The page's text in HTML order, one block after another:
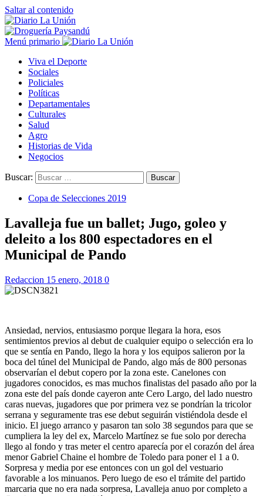
Saltar al contenido
Menú primario
Viva el Deporte
Sociales
Policiales
Políticas
Departamentales
Culturales
Salud
Agro
Historias de Vida
Negocios
Buscar:
Copa de Selecciones 2019
Lavalleja fue un ballet; Jugo, goleo y
deleito a los 800 espectadores en el
Municipal de Pando
Redaccion 15 enero, 2018 0
Ansiedad, nervios, entusiasmo porque llegara la hora, esos
sentimientos previos al debut de cualquier equipo o selección era lo
que se sentía en Pando, llego la hora y los equipos salieron por la
boca del túnel del Municipal de Pando, algo más de 800 personas
observarían el debut copero por la zona este. Canelones con
jugadores conocidos, es mas muchos finalistas del pasado año por la
zona este del país donde cayeron ante Cero Largo, del lado nuestro
caras nuevas, jugadores que por primera vez se pondrían la tricolor
serrana y seguramente tras ese debut seguirán vistiéndola desde el
inicio. El juego arranco y pasaron tan solo 38 segundos para que se
cumpliera la ley del ex, Marcelo Martínez se fue solo por derecha
llego al fondo y tras meter el centro aparecía por el corazón del área
menor Gabriel Chaine el hombre de Toledo para poner el 1 a 0.
Sorpresa y media por ese entonces con un gol del vestuario
favorable a los minuanos. Pero luego de eso el trámite del partido
marcaria que no era nada sorpresa, Lavalleja anuo por completo a